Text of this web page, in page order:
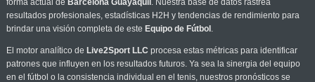
forma actual de Barcelona Guayaquil . Nuestra base de datos rastrea
resultados profesionales, estadísticas H2H y tendencias de rendimiento para
brindar una visión completa de este Equipo de Fútbol .
El motor analítico de Live2Sport LLC procesa estas métricas para identificar
patrones que influyen en los resultados futuros. Ya sea la sinergia del equipo
en el fútbol o la consistencia individual en el tenis, nuestros pronósticos se